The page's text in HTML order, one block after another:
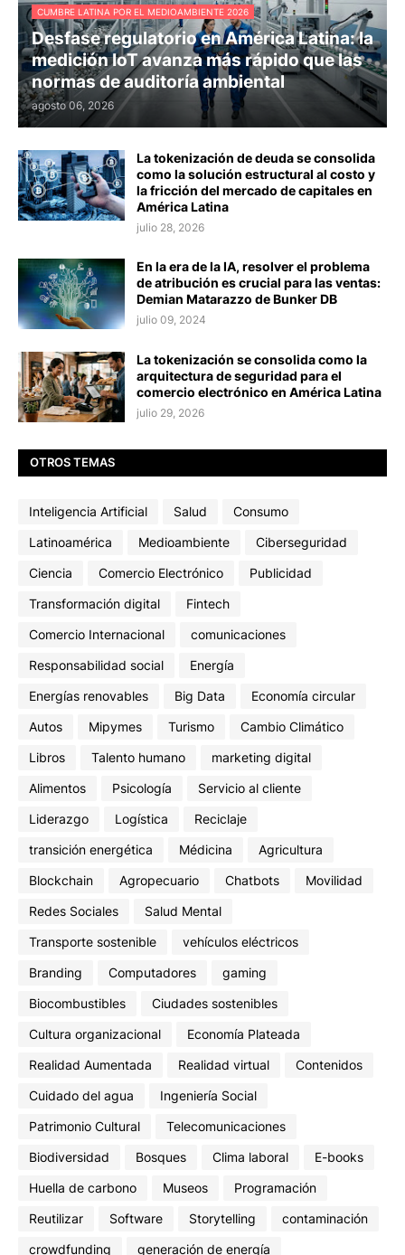
CUMBRE LATINA POR EL MEDIOAMBIENTE 2026
Desfase regulatorio en América Latina: la
medición IoT avanza más rápido que las
normas de auditoría ambiental
agosto 06, 2026
La tokenización de deuda se consolida
como la solución estructural al costo y
la fricción del mercado de capitales en
América Latina
julio 28, 2026
En la era de la IA, resolver el problema
de atribución es crucial para las ventas:
Demian Matarazzo de Bunker DB
julio 09, 2024
La tokenización se consolida como la
arquitectura de seguridad para el
comercio electrónico en América Latina
julio 29, 2026
OTROS TEMAS
Inteligencia Artificial Salud
Consumo
Latinoamérica
Medioambiente
Ciberseguridad
Ciencia
Comercio Electrónico
Publicidad
Transformación digital
Fintech
Comercio Internacional
comunicaciones
Responsabilidad social
Energía
Energías renovables
Big Data
Economía circular
Autos
Mipymes Turismo
Cambio Climático
Libros
Talento humano
marketing digital
Alimentos
Psicología
Servicio al cliente
Liderazgo
Logística
Reciclaje
transición energética
Médicina
Agricultura
Blockchain
Agropecuario Chatbots
Movilidad
Redes Sociales
Salud Mental
Transporte sostenible
vehículos eléctricos
Branding
Computadores
gaming
Biocombustibles
Ciudades sostenibles
Cultura organizacional
Economía Plateada
Realidad Aumentada
Realidad virtual
Contenidos
Cuidado del agua
Ingeniería Social
Patrimonio Cultural
Telecomunicaciones
Biodiversidad
Bosques Clima laboral
E-books
Huella de carbono
Museos
Programación
Reutilizar
Software Storytelling
contaminación
crowdfunding
generación de energía